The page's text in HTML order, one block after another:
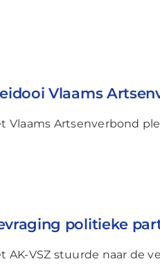
Vlaams
Vlaams Artsenverbond
politieke
AK-VSZ stuurde naar de